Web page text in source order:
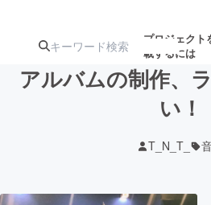
プロジェクト
載するには
ジェクト
ロ
アルバムの制作、
い！
T_N_T_